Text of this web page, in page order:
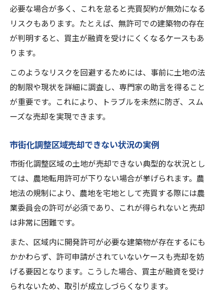
市街化調整区域で売却可能性を判断する方
法
調整区域売却不可能時の具体的な対処法
成功例に学ぶ調整区域売却のポイント
調整区域売却成功事例から得られる知見
市街化調整区域売却したい方必見の体験談
調整区域売却のポイントを専門家が伝授
調整区域売却の流れと成功への工夫
市街化調整区域で売却可能性を高める方法
調整区域売却可能性を左右する要素とは
市街化調整区域で買える人と条件整理
不動産会社の選び方と売却成功の秘訣
市街化調整区域売買制限克服の実践法
調整区域売却で買い手を見つけるコツ
調整区域売却を実現する必要書類の整理術
調整区域売却に必要な書類一覧と整理法
市街化調整区域売却時の提出書類とは
必要な場合が多く、これを怠ると売買契約が無効になる
リスクもあります。たとえば、無許可での建築物の存在
が判明すると、買主が融資を受けにくくなるケースもあ
ります。
このようなリスクを回避するためには、事前に土地の法
的制限や現状を詳細に調査し、専門家の助言を得ること
が重要です。これにより、トラブルを未然に防ぎ、スム
ーズな売却を実現できます。
市街化調整区域売却できない状況の実例
市街化調整区域の土地が売却できない典型的な状況とし
ては、農地転用許可が下りない場合が挙げられます。農
地法の規制により、農地を宅地として売買する際には農
業委員会の許可が必須であり、これが得られないと売却
は非常に困難です。
また、区域内に開発許可が必要な建築物が存在するにも
かかわらず、許可申請がされていないケースも売却を妨
げる要因となります。こうした場合、買主が融資を受け
られないため、取引が成立しづらくなります。